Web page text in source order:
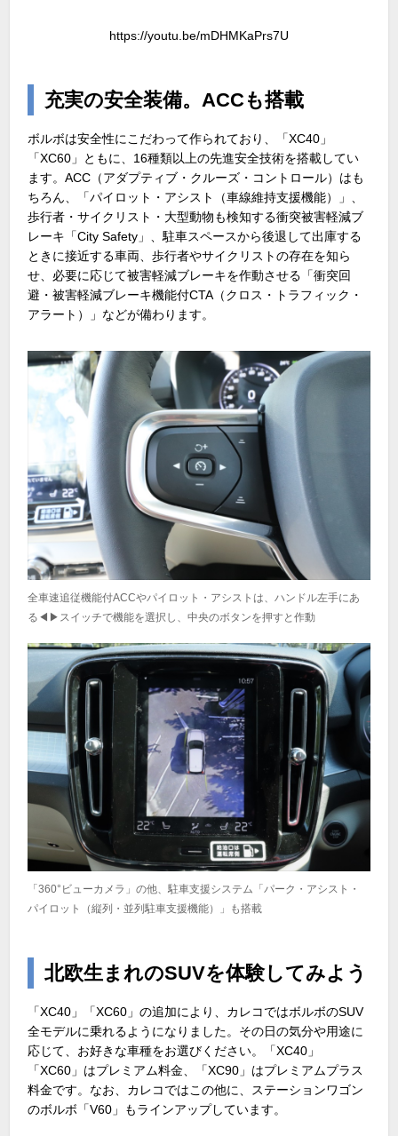
https://youtu.be/mDHMKaPrs7U
充実の安全装備。ACCも搭載
ボルボは安全性にこだわって作られており、「XC40」
「XC60」ともに、16種類以上の先進安全技術を搭載してい
ます。ACC（アダプティブ・クルーズ・コントロール）はも
ちろん、「パイロット・アシスト（車線維持支援機能）」、
歩行者・サイクリスト・大型動物も検知する衝突被害軽減ブ
レーキ「City Safety」、駐車スペースから後退して出庫する
ときに接近する車両、歩行者やサイクリストの存在を知ら
せ、必要に応じて被害軽減ブレーキを作動させる「衝突回
避・被害軽減ブレーキ機能付CTA（クロス・トラフィック・
アラート）」などが備わります。
全車速追従機能付ACCやパイロット・アシストは、ハンドル左手にあ
る◀▶スイッチで機能を選択し、中央のボタンを押すと作動
「360°ビューカメラ」の他、駐車支援システム「パーク・アシスト・
パイロット（縦列・並列駐車支援機能）」も搭載
北欧生まれのSUVを体験してみよう
「XC40」「XC60」の追加により、カレコではボルボのSUV
全モデルに乗れるようになりました。その日の気分や用途に
応じて、お好きな車種をお選びください。「XC40」
「XC60」はプレミアム料金、「XC90」はプレミアムプラス
料金です。なお、カレコではこの他に、ステーションワゴン
のボルボ「V60」もラインアップしています。